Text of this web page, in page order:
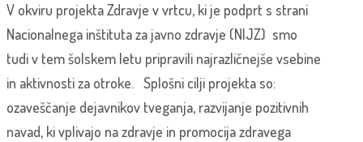
V okviru projekta Zdravje v vrtcu, ki je podprt s strani
Nacionalnega inštituta za javno zdravje (NIJZ) smo
tudi v tem šolskem letu pripravili najrazličnejše vsebine
in aktivnosti za otroke. Splošni cilji projekta so:
ozaveščanje dejavnikov tveganja, razvijanje pozitivnih
navad, ki vplivajo na zdravje in promocija zdravega